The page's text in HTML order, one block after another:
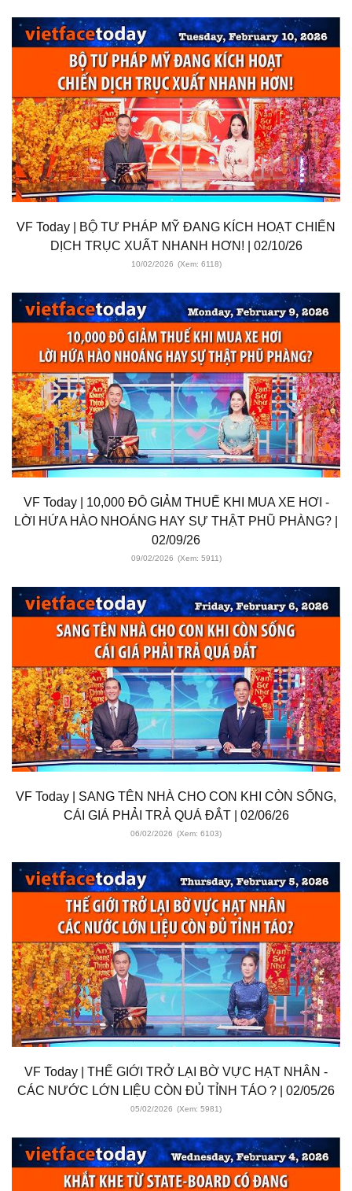
VF Today | BỘ TƯ PHÁP MỸ ĐANG KÍCH HOẠT CHIẾN
DỊCH TRỤC XUẤT NHANH HƠN! | 02/10/26
10/02/2026 (Xem: 6118)
VF Today | 10,000 ĐÔ GIẢM THUẾ KHI MUA XE HƠI -
LỜI HỨA HÀO NHOÁNG HAY SỰ THẬT PHŨ PHÀNG? |
02/09/26
09/02/2026 (Xem: 5911)
VF Today | SANG TÊN NHÀ CHO CON KHI CÒN SỐNG,
CÁI GIÁ PHẢI TRẢ QUÁ ĐẮT | 02/06/26
06/02/2026 (Xem: 6103)
VF Today | THẾ GIỚI TRỞ LẠI BỜ VỰC HẠT NHÂN -
CÁC NƯỚC LỚN LIỆU CÒN ĐỦ TỈNH TÁO ? | 02/05/26
05/02/2026 (Xem: 5981)